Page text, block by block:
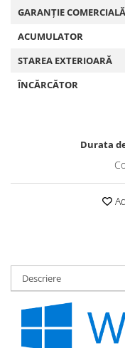
GARANȚIE COMERCIALĂ
ACUMULATOR
STAREA EXTERIOARĂ
ÎNCĂRCĂTOR
Durata
Descriere